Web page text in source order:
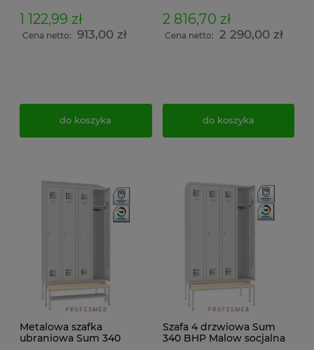
daszkiem skośnym
wymiar 200x40x50cm
1 122,99 zł
Cena netto: 913,00 zł
do koszyka
333 wymiar
219x90x74,5cm
2 816,70 zł
Cena netto: 2 290,00 zł
do koszyka
Metalowa szafka
ubraniowa Sum 340
Szafa 4 drzwiowa Sum
340 BHP Malow socjalna